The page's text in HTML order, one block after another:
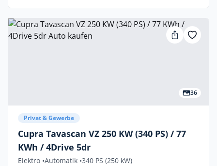
36
Privat & Gewerbe
Cupra Tavascan VZ 250 KW (340 PS) / 77
KWh / 4Drive 5dr
Elektro •Automatik •340 PS (250 kW)